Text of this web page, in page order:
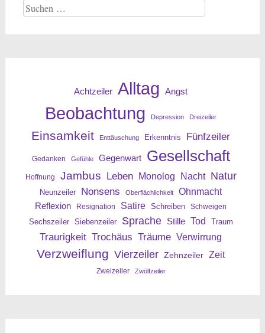
Suche
nach:
Achtzeiler Alltag Angst
Beobachtung Depression Dreizeiler
Einsamkeit Enttäuschung Erkenntnis Fünfzeiler
Gedanken Gefühle Gegenwart Gesellschaft
Hoffnung Jambus Leben Monolog Nacht Natur
Neunzeiler Nonsens Oberflächlichkeit
Ohnmacht
Reflexion
Resignation Satire Schreiben Schweigen
Sechszeiler Siebenzeiler Sprache Stille Tod Traum
Traurigkeit Trochäus Träume Verwirrung
Verzweiflung Vierzeiler Zehnzeiler Zeit
Zweizeiler Zwölfzeiler